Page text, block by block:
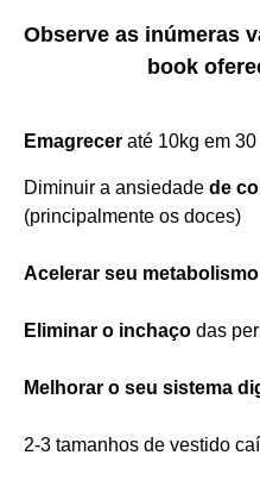
Observe as inúmeras
book
Emagrecer até 10kg em
Diminuir a ansiedade de
(principalmente os doces)
Acelerar seu metabolismo
Eliminar o inchaço das
Melhorar o seu sistema
2-3 tamanhos de vestido